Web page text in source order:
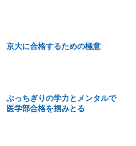
京大に合格するための極意
ぶっちぎりの学力とメンタルで
医学部合格を掴みとる